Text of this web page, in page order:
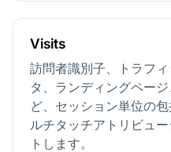
Visits
訪問者識別子、トラフ
タ、ランディングペー
ど、セッション単位の
ルチタッチアトリビュ
トします。